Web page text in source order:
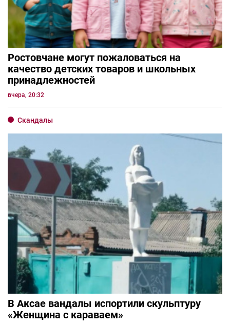
Ростовчане могут пожаловаться на
качество детских товаров и школьных
принадлежностей
вчера, 20:32
Скандалы
В Аксае вандалы испортили скульптуру
«Женщина с караваем»